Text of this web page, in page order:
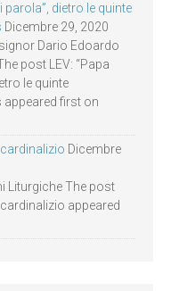
parola”, dietro le quinte
Dicembre 29, 2020
Dario Edoardo
post LEV: “Papa
le quinte
appeared first on
Dicembre
Liturgiche The post
appeared